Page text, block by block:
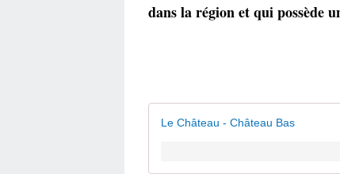
dans la région et qui possède
Le Château - Château Bas